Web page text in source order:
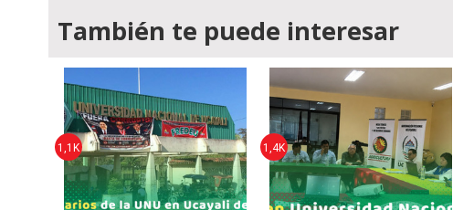
También te puede interesar
1,1K 1,4K